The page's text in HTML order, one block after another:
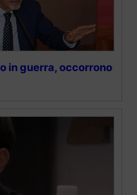
in guerra, occorrono